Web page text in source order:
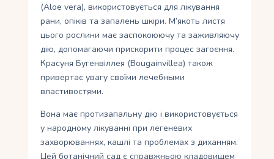
(Aloe vera), використовується для лікування
рани, опіків та запалень шкіри. М’якоть листя
цього рослини має заспокоюючу та заживляючу
дію, допомагаючи прискорити процес загоєння.
Красуня Бугенвіллея (Bougainvillea) також
привертає увагу своїми лечебными
властивостями.
Вона має протизапальну дію і використовується
у народному лікуванні при легеневих
захворюваннях, кашлі та проблемах з диханням.
Цей ботанічний сад є справжньою кладовищем